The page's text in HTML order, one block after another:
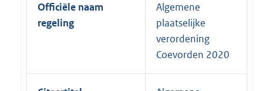
Officiële naam
regeling
Algemene
plaatselijke
verordening
Coevorden 2020